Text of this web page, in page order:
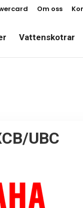
Om oss
Vattenskotrar
UBC